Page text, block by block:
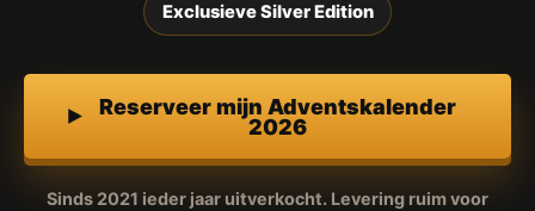
Exclusieve Silver Edition
Reserveer mijn Adventskalender
2026
Sinds 2021 ieder jaar uitverkocht. Levering ruim voor